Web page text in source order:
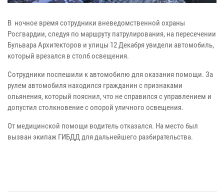
В ночное время сотрудники вневедомственной охраны
Росгвардии, следуя по маршруту патрулирования, на пересечении
Бульвара Архитекторов и улицы 12 Декабря увидели автомобиль,
который врезался в столб освещения.
Сотрудники поспешили к автомобилю для оказания помощи. За
рулем автомобиля находился гражданин с признаками
опьянения, который пояснил, что не справился с управлением и
допустил столкновение с опорой уличного освещения.
От медицинской помощи водитель отказался. На место был
вызван экипаж ГИБДД для дальнейшего разбирательства.